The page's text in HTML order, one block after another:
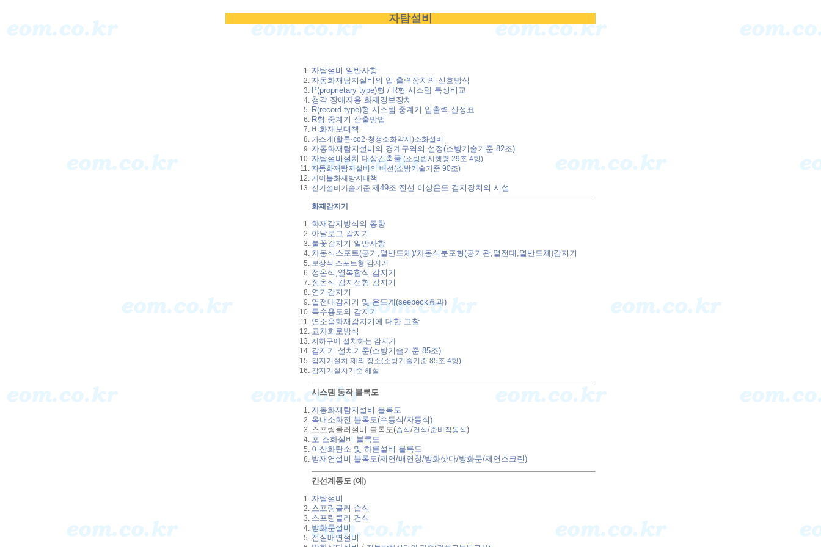
자탐설비
자탐설비 일반사항
자동화재탐지설비의 입·출력장치의 신호방식
P(proprietary type)형 / R형 시스템 특성비교
청각 장애자용 화재경보장치
R(record type)형 시스템 중계기 입출력 산정표
R형 중계기 산출방법
비화재보대책
가스계(할론·co2·청정소화약제)소화설비
자동화재탐지설비의 경계구역의 설정(소방기술기준 82조)
자탐설비설치 대상건축물(소방법시행령 29조 4항)
자동화재탐지설비의 배선(소방기술기준 90조)
케이블화재방지대책
전기설비기술기준 제49조 전선 이상온도 검지장치의 시설
화재감지기
화재감지방식의 동향
아날로그 감지기
불꽃감지기 일반사항
차동식스포트(공기,열반도체)/차동식분포형(공기관,열전대,열반도체)감지기
보상식 스포트형 감지기
정온식,열복합식 감지기
정온식 감지선형 감지기
연기감지기
열전대감지기 및 온도계(seebeck효과)
특수용도의 감지기
연소음화재감지기에 대한 고찰
교차회로방식
지하구에 설치하는 감지기
감지기 설치기준(소방기술기준 85조)
감지기설치 제외 장소(소방기술기준 85조 4항)
감지기설치기준 해설
시스템 동작 블록도
자동화재탐지설비 블록도
옥내소화전 블록도(수동식/자동식)
스프링클러설비 블록도(습식/건식/준비작동식)
포 소화설비 블록도
이산화탄소 및 하론설비 블록도
방재연설비 블록도(제연/배연창/방화샷다/방화문/제연스크린)
간선계통도 (예)
자탐설비
스프링클러 습식
스프링클러 건식
방화문설비
전실배연설비